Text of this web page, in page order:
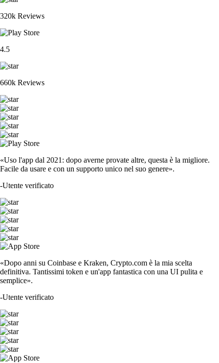
320k Reviews
4.5
660k Reviews
«Uso l'app dal 2021: dopo averne provate altre, questa è la migliore.
Facile da usare e con un supporto unico nel suo genere».
-Utente verificato
«Dopo anni su Coinbase e Kraken, Crypto.com è la mia scelta
definitiva. Tantissimi token e un'app fantastica con una UI pulita e
semplice».
-Utente verificato